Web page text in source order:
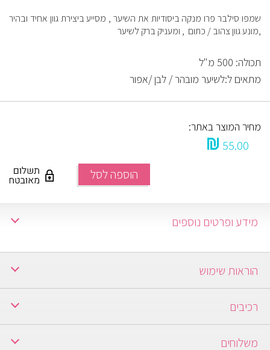
שמפו סילבר פרו מנקה ביסודיות את השיער , מסייע ביצירת גוון אחיד ובהיר
,מונע גוון צהוב / כתום , ומעניק ברק לשיער
תכולה: 500 מ"ל
מתאים ל:לשיער מובהר / לבן /אפור
מחיר המוצר באתר:
55.00
הוספה לסל
מידע ופרטים נוספים
הוראות שימוש
רכיבים
משלוחים